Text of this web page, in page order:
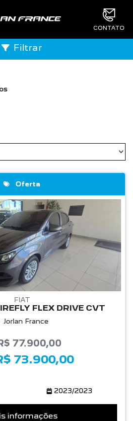
CONTATO
Filtrar
Oferta
FIAT
FLEX DRIVE CVT
Jorlan France
77.900,00
73.900,00
2023/2023
informações